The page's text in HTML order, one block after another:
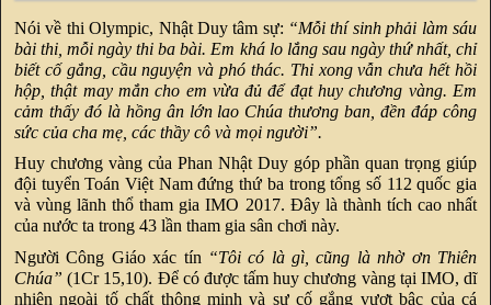
Nói về thi Olympic, Nhật Duy tâm sự: “Mỗi thí sinh phải làm sáu
bài thi, mỗi ngày thi ba bài. Em khá lo lắng sau ngày thứ nhất, chỉ
biết cố gắng, cầu nguyện và phó thác. Thi xong vẫn chưa hết hồi
hộp, thật may mắn cho em vừa đủ để đạt huy chương vàng. Em
cảm thấy đó là hồng ân lớn lao Chúa thương ban, đền đáp công
sức của cha mẹ, các thầy cô và mọi người”.
Huy chương vàng của Phan Nhật Duy góp phần quan trọng giúp
đội tuyển Toán Việt Nam đứng thứ ba trong tổng số 112 quốc gia
và vùng lãnh thổ tham gia IMO 2017. Đây là thành tích cao nhất
của nước ta trong 43 lần tham gia sân chơi này.
Người Công Giáo xác tín “Tôi có là gì, cũng là nhờ ơn Thiên
Chúa” (1Cr 15,10). Để có được tấm huy chương vàng tại IMO, dĩ
nhiên ngoài tố chất thông minh và sự cố gắng vượt bậc của cá